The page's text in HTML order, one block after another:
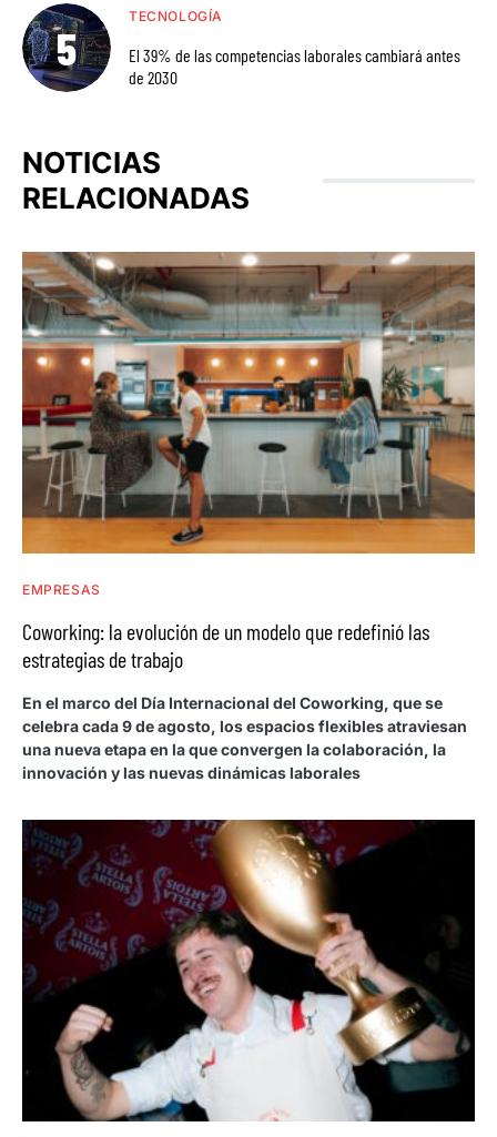
TECNOLOGÍA
El 39% de las competencias laborales cambiará antes
de 2030
NOTICIAS
RELACIONADAS
EMPRESAS
Coworking: la evolución de un modelo que redefinió las
estrategias de trabajo
En el marco del Día Internacional del Coworking, que se
celebra cada 9 de agosto, los espacios flexibles atraviesan
una nueva etapa en la que convergen la colaboración, la
innovación y las nuevas dinámicas laborales